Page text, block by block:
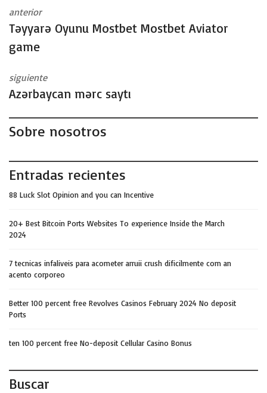
anterior
Təyyarə Oyunu Mostbet Mostbet Aviator
game
siguiente
Azərbaycan mərc saytı
Sobre nosotros
Entradas recientes
88 Luck Slot Opinion and you can Incentive
20+ Best Bitcoin Ports Websites To experience Inside the March
2024
7 tecnicas infaliveis para acometer arruii crush dificilmente com an
acento corporeo
Better 100 percent free Revolves Casinos February 2024 No deposit
Ports
ten 100 percent free No-deposit Cellular Casino Bonus
Buscar